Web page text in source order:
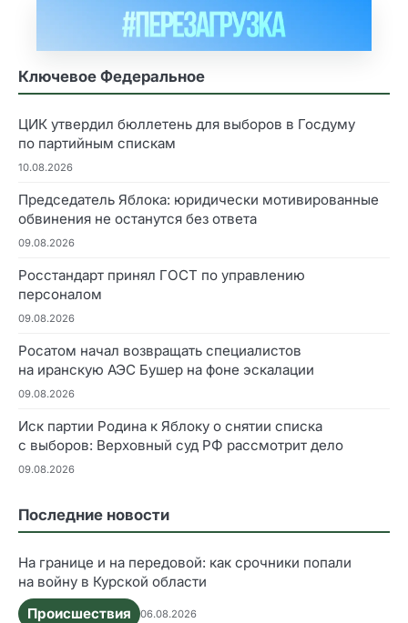
Ключевое Федеральное
ЦИК утвердил бюллетень для выборов в Госдуму
по партийным спискам
10.08.2026
Председатель Яблока: юридически мотивированные
обвинения не останутся без ответа
09.08.2026
Росстандарт принял ГОСТ по управлению
персоналом
09.08.2026
Росатом начал возвращать специалистов
на иранскую АЭС Бушер на фоне эскалации
09.08.2026
Иск партии Родина к Яблоку о снятии списка
с выборов: Верховный суд РФ рассмотрит дело
09.08.2026
Последние новости
На границе и на передовой: как срочники попали
на войну в Курской области
Происшествия
06.08.2026